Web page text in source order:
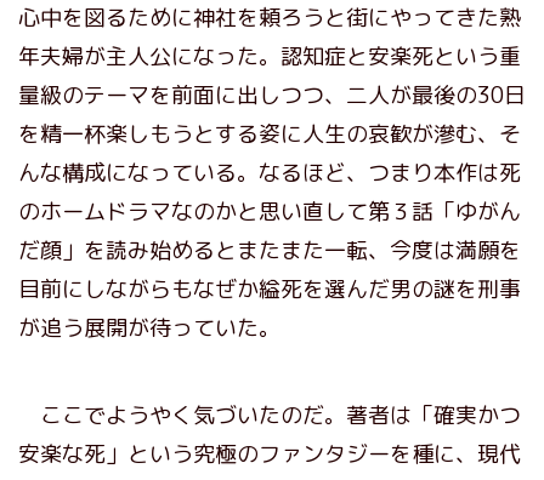
心中を図るために神社を頼ろうと街にやってきた熟
年夫婦が主人公になった。認知症と安楽死という重
量級のテーマを前面に出しつつ、二人が最後の30日
を精一杯楽しもうとする姿に人生の哀歓が滲む、そ
んな構成になっている。なるほど、つまり本作は死
のホームドラマなのかと思い直して第３話「ゆがん
だ顔」を読み始めるとまたまた一転、今度は満願を
目前にしながらもなぜか縊死を選んだ男の謎を刑事
が追う展開が待っていた。
ここでようやく気づいたのだ。著者は「確実かつ
安楽な死」という究極のファンタジーを種に、現代